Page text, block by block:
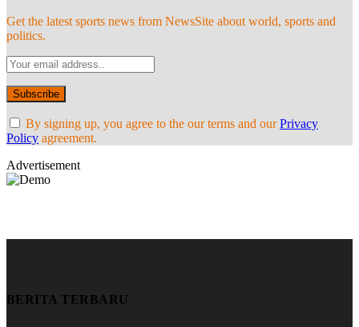
Get the latest sports news from NewsSite about world, sports and
politics.
By signing up, you agree to the our terms and ourPrivacy
Policy agreement.
Advertisement
BERITA TERBARU